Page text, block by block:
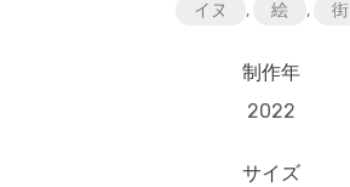
イヌ , 絵 , 街
制作年
2022
サイズ